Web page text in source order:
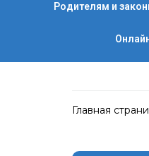
Родителям и
Главная